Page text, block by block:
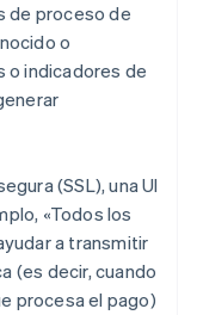
de proceso de
o
o indicadores de
(SSL), una UI
«Todos los
a transmitir
(es decir, cuando
procesa el pago)